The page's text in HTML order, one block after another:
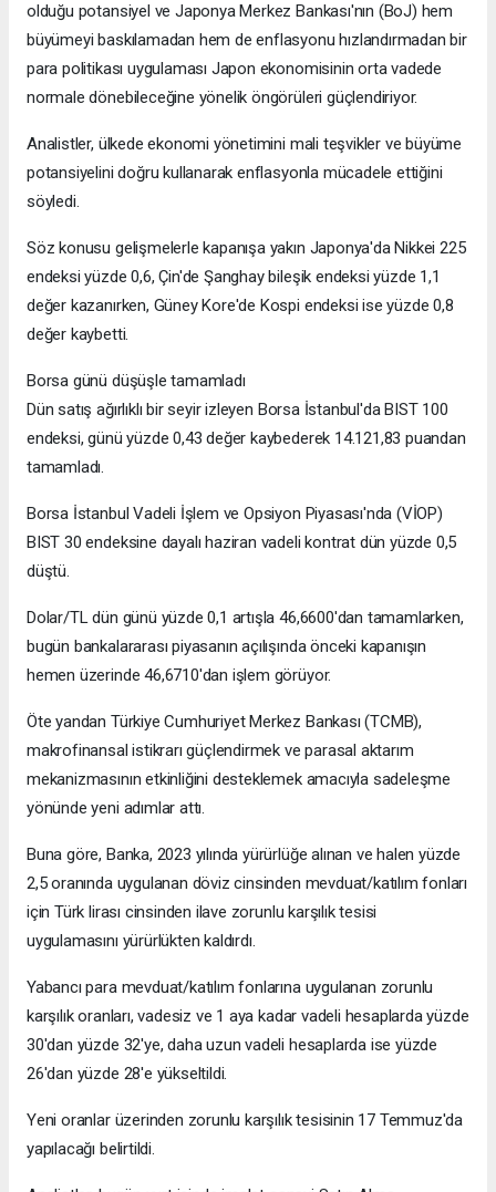
olduğu potansiyel ve Japonya Merkez Bankası'nın (BoJ) hem
büyümeyi baskılamadan hem de enflasyonu hızlandırmadan bir
para politikası uygulaması Japon ekonomisinin orta vadede
normale dönebileceğine yönelik öngörüleri güçlendiriyor.
Analistler, ülkede ekonomi yönetimini mali teşvikler ve büyüme
potansiyelini doğru kullanarak enflasyonla mücadele ettiğini
söyledi.
Söz konusu gelişmelerle kapanışa yakın Japonya'da Nikkei 225
endeksi yüzde 0,6, Çin'de Şanghay bileşik endeksi yüzde 1,1
değer kazanırken, Güney Kore'de Kospi endeksi ise yüzde 0,8
değer kaybetti.
Borsa günü düşüşle tamamladı
Dün satış ağırlıklı bir seyir izleyen Borsa İstanbul'da BIST 100
endeksi, günü yüzde 0,43 değer kaybederek 14.121,83 puandan
tamamladı.
Borsa İstanbul Vadeli İşlem ve Opsiyon Piyasası'nda (VİOP)
BIST 30 endeksine dayalı haziran vadeli kontrat dün yüzde 0,5
düştü.
Dolar/TL dün günü yüzde 0,1 artışla 46,6600'dan tamamlarken,
bugün bankalararası piyasanın açılışında önceki kapanışın
hemen üzerinde 46,6710'dan işlem görüyor.
Öte yandan Türkiye Cumhuriyet Merkez Bankası (TCMB),
makrofinansal istikrarı güçlendirmek ve parasal aktarım
mekanizmasının etkinliğini desteklemek amacıyla sadeleşme
yönünde yeni adımlar attı.
Buna göre, Banka, 2023 yılında yürürlüğe alınan ve halen yüzde
2,5 oranında uygulanan döviz cinsinden mevduat/katılım fonları
için Türk lirası cinsinden ilave zorunlu karşılık tesisi
uygulamasını yürürlükten kaldırdı.
Yabancı para mevduat/katılım fonlarına uygulanan zorunlu
karşılık oranları, vadesiz ve 1 aya kadar vadeli hesaplarda yüzde
30'dan yüzde 32'ye, daha uzun vadeli hesaplarda ise yüzde
26'dan yüzde 28'e yükseltildi.
Yeni oranlar üzerinden zorunlu karşılık tesisinin 17 Temmuz'da
yapılacağı belirtildi.